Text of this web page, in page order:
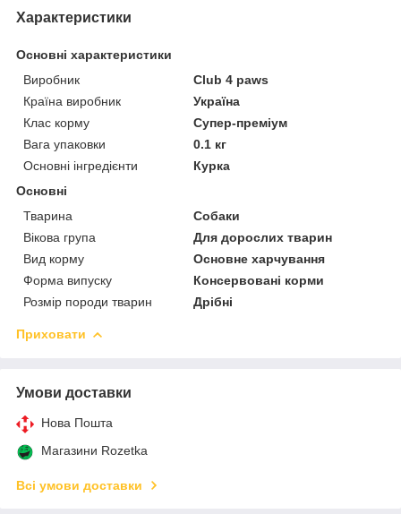
Характеристики
Основні характеристики
Виробник
Club 4 paws
Країна виробник
Україна
Клас корму
Супер-преміум
Вага упаковки
0.1 кг
Основні інгредієнти
Курка
Основні
Тварина
Собаки
Вікова група
Для дорослих тварин
Вид корму
Основне харчування
Форма випуску
Консервовані корми
Розмір породи тварин
Дрібні
Приховати
Умови доставки
Нова Пошта
Магазини Rozetka
Всі умови доставки